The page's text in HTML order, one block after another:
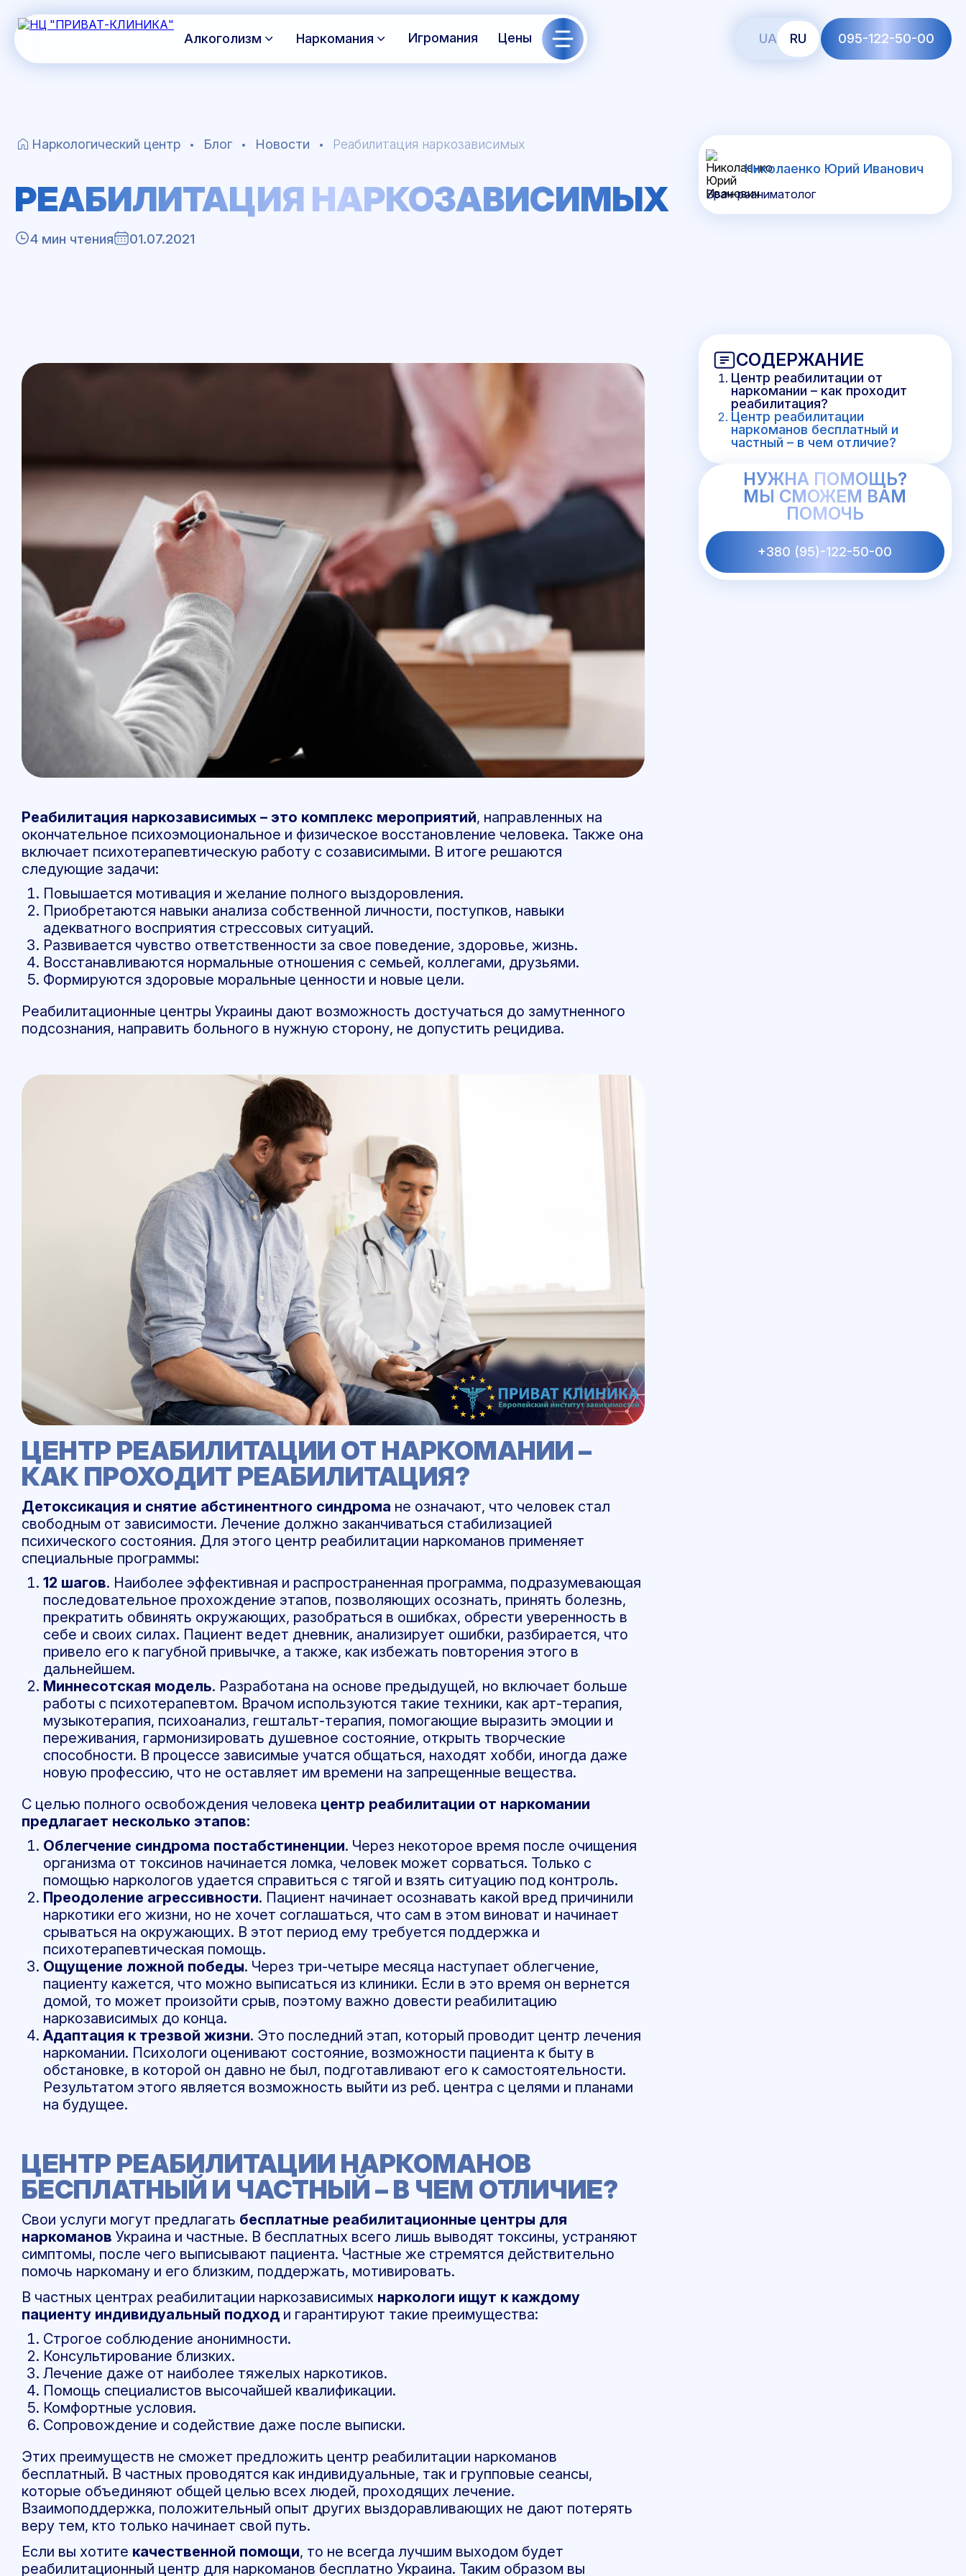
Алкоголизм Наркомания Игромания Цены RU
UA 095-122-50-00
Наркологический центр Блог Новости Реабилитация наркозависимых
РЕАБИЛИТАЦИЯ НАРКОЗАВИСИМЫХ
4 мин чтения 01.07.2021
Николаенко Юрий Иванович
Врач-реаниматолог
Реабилитация наркозависимых – это комплекс мероприятий, направленных на
окончательное психоэмоциональное и физическое восстановление человека. Также она
включает психотерапевтическую работу с созависимыми. В итоге решаются
следующие задачи:
Повышается мотивация и желание полного выздоровления.
Приобретаются навыки анализа собственной личности, поступков, навыки
адекватного восприятия стрессовых ситуаций.
Развивается чувство ответственности за свое поведение, здоровье, жизнь.
Восстанавливаются нормальные отношения с семьей, коллегами, друзьями.
Формируются здоровые моральные ценности и новые цели.
Реабилитационные центры Украины дают возможность достучаться до замутненного
подсознания, направить больного в нужную сторону, не допустить рецидива.
ЦЕНТР РЕАБИЛИТАЦИИ ОТ НАРКОМАНИИ –
КАК ПРОХОДИТ РЕАБИЛИТАЦИЯ?
Детоксикация и снятие абстинентного синдрома не означают, что человек стал
свободным от зависимости. Лечение должно заканчиваться стабилизацией
психического состояния. Для этого центр реабилитации наркоманов применяет
специальные программы:
12 шагов. Наиболее эффективная и распространенная программа, подразумевающая
последовательное прохождение этапов, позволяющих осознать, принять болезнь,
прекратить обвинять окружающих, разобраться в ошибках, обрести уверенность в
себе и своих силах. Пациент ведет дневник, анализирует ошибки, разбирается, что
привело его к пагубной привычке, а также, как избежать повторения этого в
дальнейшем.
Миннесотская модель. Разработана на основе предыдущей, но включает больше
работы с психотерапевтом. Врачом используются такие техники, как арт-терапия,
музыкотерапия, психоанализ, гештальт-терапия, помогающие выразить эмоции и
переживания, гармонизировать душевное состояние, открыть творческие
способности. В процессе зависимые учатся общаться, находят хобби, иногда даже
новую профессию, что не оставляет им времени на запрещенные вещества.
С целью полного освобождения человека центр реабилитации от наркомании
предлагает несколько этапов:
Облегчение синдрома постабстиненции. Через некоторое время после очищения
организма от токсинов начинается ломка, человек может сорваться. Только с
помощью наркологов удается справиться с тягой и взять ситуацию под контроль.
Преодоление агрессивности. Пациент начинает осознавать какой вред причинили
наркотики его жизни, но не хочет соглашаться, что сам в этом виноват и начинает
срываться на окружающих. В этот период ему требуется поддержка и
психотерапевтическая помощь.
Ощущение ложной победы. Через три-четыре месяца наступает облегчение,
пациенту кажется, что можно выписаться из клиники. Если в это время он вернется
домой, то может произойти срыв, поэтому важно довести реабилитацию
наркозависимых до конца.
Адаптация к трезвой жизни. Это последний этап, который проводит центр лечения
наркомании. Психологи оценивают состояние, возможности пациента к быту в
обстановке, в которой он давно не был, подготавливают его к самостоятельности.
Результатом этого является возможность выйти из реб. центра с целями и планами
на будущее.
ЦЕНТР РЕАБИЛИТАЦИИ НАРКОМАНОВ
БЕСПЛАТНЫЙ И ЧАСТНЫЙ – В ЧЕМ ОТЛИЧИЕ?
Свои услуги могут предлагать бесплатные реабилитационные центры для
наркоманов Украина и частные. В бесплатных всего лишь выводят токсины, устраняют
симптомы, после чего выписывают пациента. Частные же стремятся действительно
помочь наркоману и его близким, поддержать, мотивировать.
В частных центрах реабилитации наркозависимых наркологи ищут к каждому
пациенту индивидуальный подход и гарантируют такие преимущества:
Строгое соблюдение анонимности.
Консультирование близких.
Лечение даже от наиболее тяжелых наркотиков.
Помощь специалистов высочайшей квалификации.
Комфортные условия.
Сопровождение и содействие даже после выписки.
Этих преимуществ не сможет предложить центр реабилитации наркоманов
бесплатный. В частных проводятся как индивидуальные, так и групповые сеансы,
которые объединяют общей целью всех людей, проходящих лечение.
Взаимоподдержка, положительный опыт других выздоравливающих не дают потерять
веру тем, кто только начинает свой путь.
Если вы хотите качественной помощи, то не всегда лучшим выходом будет
реабилитационный центр для наркоманов бесплатно Украина. Таким образом вы
СОДЕРЖАНИЕ
Центр реабилитации от
наркомании – как проходит
реабилитация?
Центр реабилитации
наркоманов бесплатный и
частный – в чем отличие?
НУЖНА ПОМОЩЬ?
МЫ СМОЖЕМ ВАМ
ПОМОЧЬ
+380 (95)-122-50-00